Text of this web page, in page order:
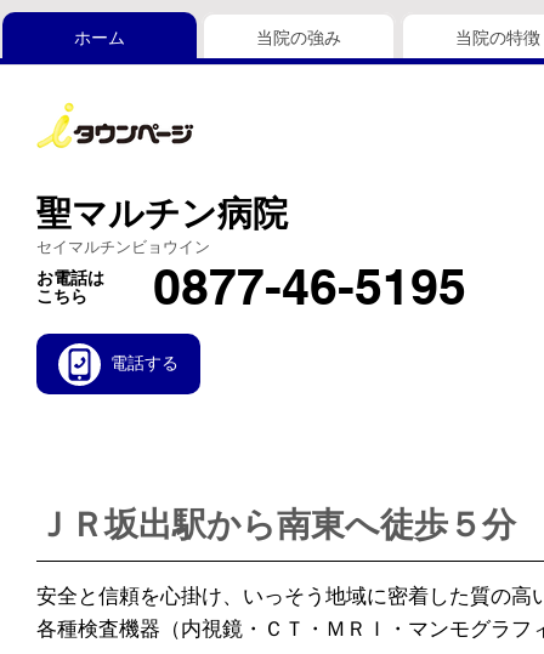
ホーム 当院の強み 当院の特徴
聖マルチン病院
セイマルチンビョウイン
お電話は
こちら
0877-46-5195
電話する
ＪＲ坂出駅から南東へ徒歩５分
安全と信頼を心掛け、いっそう地域に密着した質の高
各種検査機器（内視鏡・ＣＴ・ＭＲＩ・マンモグラ